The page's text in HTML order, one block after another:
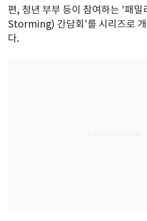
편, 청년 부부 등이 참여하는 '패
Storming) 간담회'를 시리즈로 개
다.